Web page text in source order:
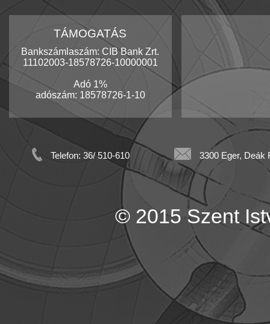
TÁMOGATÁS
Bankszámlaszám: CIB Bank Zrt.
11102003-18578726-10000001
Adó 1%
adószám: 18578726-1-10
Telefon: 36/ 510-610 3300 Eger, Deák
© 2015 Szent